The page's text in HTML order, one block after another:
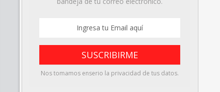
Nos tomamos enserio la privacidad de tus datos.